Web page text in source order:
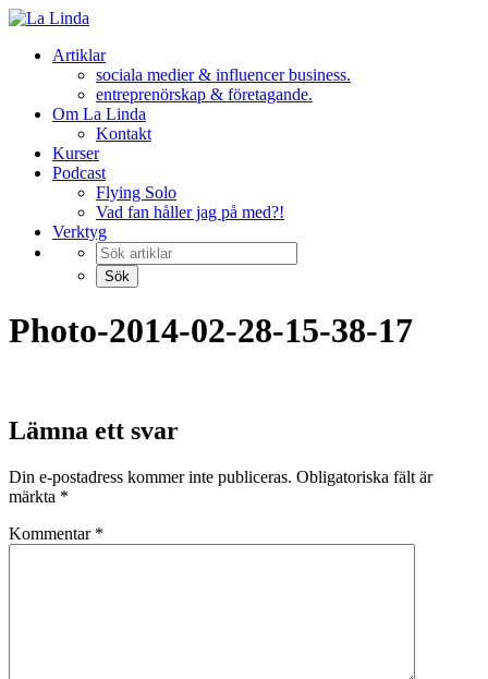
Hoppa
innehållArtiklar
sociala medier & influencer business.
entreprenörskap & företagande.
Om La Linda
Kontakt
Kurser
Podcast
Flying Solo
Vad fan håller jag på med?!
Verktyg
Photo-2014-02-28-15-38-17
Lämna ett svar
Din e-postadress kommer inte publiceras. Obligatoriska fält är
märkta *
Kommentar *